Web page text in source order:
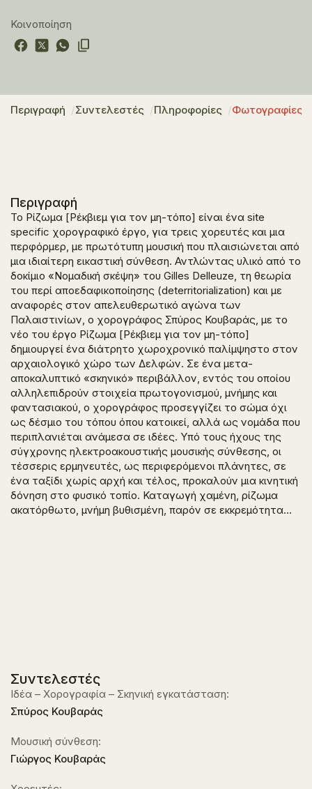
Κοινοποίηση
Περιγραφή Συντελεστές Πληροφορίες Φωτογραφίες
Περιγραφή
To Ρίζωμα [Ρέκβιεμ για τον μη-τόπο] είναι ένα site
specific χορογραφικό έργο, για τρεις χορευτές και μια
περφόρμερ, με πρωτότυπη μουσική που πλαισιώνεται από
μια ιδιαίτερη εικαστική σύνθεση. Αντλώντας υλικό από το
δοκίμιο «Νομαδική σκέψη» του Gilles Delleuze, τη θεωρία
του περί αποεδαφικοποίησης (deterritorialization) και με
αναφορές στον απελευθερωτικό αγώνα των
Παλαιστινίων, ο χορογράφος Σπύρος Κουβαράς, με το
νέο του έργο Ρίζωμα [Ρέκβιεμ για τον μη-τόπο]
δημιουργεί ένα διάτρητο χωροχρονικό παλίμψηστο στον
αρχαιολογικό χώρο των Δελφών. Σε ένα μετα-
αποκαλυπτικό «σκηνικό» περιβάλλον, εντός του οποίου
αλληλεπιδρούν στοιχεία πρωτογονισμού, μνήμης και
φαντασιακού, ο χορογράφος προσεγγίζει το σώμα όχι
ως δέσμιο του τόπου όπου κατοικεί, αλλά ως νομάδα που
περιπλανιέται ανάμεσα σε ιδέες. Υπό τους ήχους της
σύγχρονης ηλεκτροακουστικής μουσικής σύνθεσης, οι
τέσσερις ερμηνευτές, ως περιφερόμενοι πλάνητες, σε
ένα ταξίδι χωρίς αρχή και τέλος, προκαλούν μια κινητική
δόνηση στο φυσικό τοπίο. Καταγωγή χαμένη, ρίζωμα
ακατόρθωτο, μνήμη βυθισμένη, παρόν σε εκκρεμότητα…
Συντελεστές
Ιδέα – Χορογραφία – Σκηνική εγκατάσταση:
Σπύρος Κουβαράς
Μουσική σύνθεση:
Γιώργος Κουβαράς